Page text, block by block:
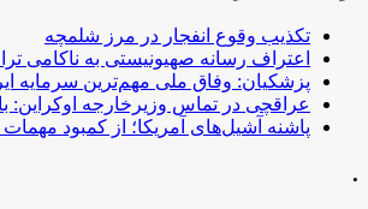
تکذیب وقوع انفجار در مرز شلمچه
اعتراف رسانه صهیونیستی به ناکامی
پزشکیان: وفاق ملی مهم‌ترین سرمایه
عراقچی در تماس وزیرخارجه اوکراین:
پاشنه آشیل‌های آمریکا؛ از کمبود
.